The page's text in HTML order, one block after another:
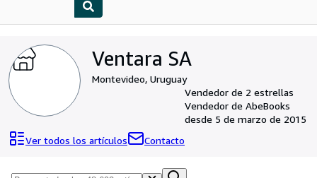
Consultar mis pedidos
Búsqueda avanzada
Colecciones
Ventara SA
Montevideo, Uruguay
Vendedor de 2 estrellas
Vendedor de AbeBooks
desde 5 de marzo de 2015
Ver todos los artículos
Contacto